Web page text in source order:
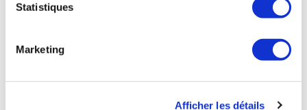
Statistiques
Marketing
Afficher les détails
•Voir le site
La cure thermale